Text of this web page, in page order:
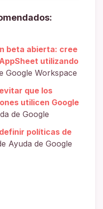
beta abierta: cree
utilizando
Google Workspace
que los
utilicen Google
de Google
políticas de
Ayuda de Google